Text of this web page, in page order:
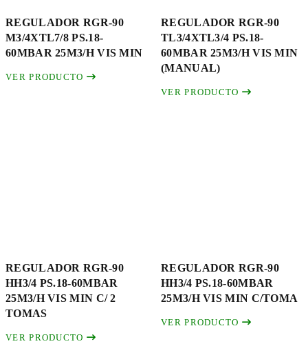
REGULADOR RGR-90
M3/4XTL7/8 PS.18-
60MBAR 25M3/H VIS MIN
VER PRODUCTO
REGULADOR RGR-90
TL3/4XTL3/4 PS.18-
60MBAR 25M3/H VIS MIN
(MANUAL)
VER PRODUCTO
REGULADOR RGR-90
HH3/4 PS.18-60MBAR
25M3/H VIS MIN C/ 2
TOMAS
VER PRODUCTO
REGULADOR RGR-90
HH3/4 PS.18-60MBAR
25M3/H VIS MIN C/TOMA
VER PRODUCTO